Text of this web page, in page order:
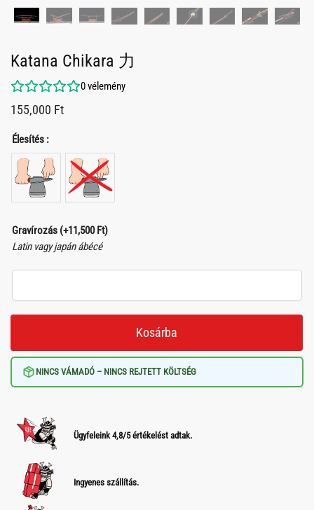
Katana Chikara 力
0vélemény
155,000 Ft
Élesítés :
Gravírozás (+11,500Ft)
Latin vagy japán ábécé
Kosárba
NINCS VÁMADÓ – NINCS REJTETT KÖLTSÉG
Ügyfeleink 4,8/5 értékelést adtak.
Ingyenes szállítás.